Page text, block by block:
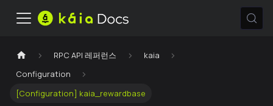
RPC API 레퍼런스
kaia
Configuration
[Configuration] kaia_rewardbase